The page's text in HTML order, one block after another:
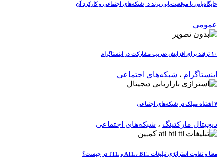
جایگاه‌یابی یا موقعیت‌یابی برند در شبکه‌های اجتماعی و کارکرد آن
عمومی
۱۰ ترفند برای افزایش ضریب مشارکت در اینستاگرام
اینستاگرام ، شبکه‌های اجتماعی
۷ اشتباه مهلک در شبکه‌های اجتماعی
دیجیتال مارکتینگ ، شبکه‌های اجتماعی
معنا و تفاوت استراتژی تبلیغات ATL ، BTL و TTL در چیست؟